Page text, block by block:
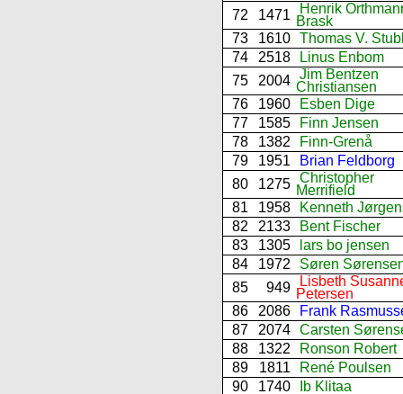
72
1471
Henrik
Brask
73
1610 Thomas V.
74
2518
Linus Enbom
75
2004 Jim Bentzen
Christiansen
76
1960
Esben Dige
77
1585
Finn Jensen
78
1382
Finn-Grenå
79
1951
Brian Feldborg
80
1275 Christopher
Merrifield
81
1958
Kenneth
82
2133
Bent Fischer
83
1305
lars bo jensen
84
1972
Søren
85
949
Lisbeth
Petersen
86
2086
Frank
87
2074 Carsten
88
1322
Ronson Robert
89
1811
René Poulsen
90
1740
Ib Klitaa